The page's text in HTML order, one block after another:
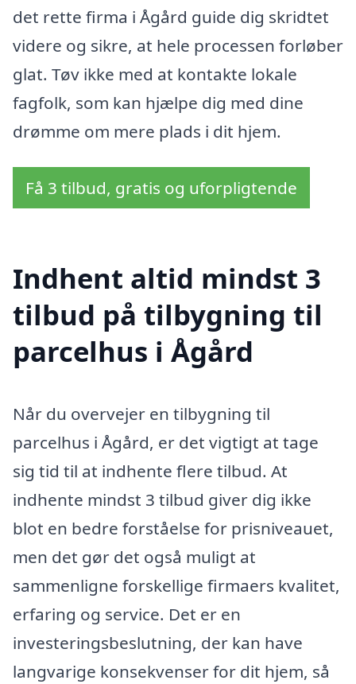
det rette firma i Ågård guide dig skridtet
videre og sikre, at hele processen forløber
glat. Tøv ikke med at kontakte lokale
fagfolk, som kan hjælpe dig med dine
drømme om mere plads i dit hjem.
Få 3 tilbud, gratis og uforpligtende
Indhent altid mindst 3
tilbud på tilbygning til
parcelhus i Ågård
Når du overvejer en tilbygning til
parcelhus i Ågård, er det vigtigt at tage
sig tid til at indhente flere tilbud. At
indhente mindst 3 tilbud giver dig ikke
blot en bedre forståelse for prisniveauet,
men det gør det også muligt at
sammenligne forskellige firmaers kvalitet,
erfaring og service. Det er en
investeringsbeslutning, der kan have
langvarige konsekvenser for dit hjem, så